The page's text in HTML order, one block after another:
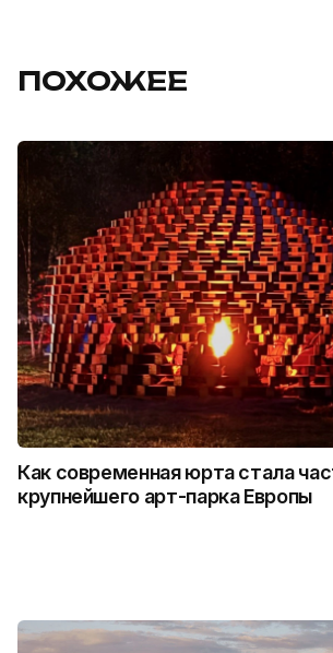
ПОХОЖЕЕ
Как современная юрта стала
крупнейшего арт-парка Европы